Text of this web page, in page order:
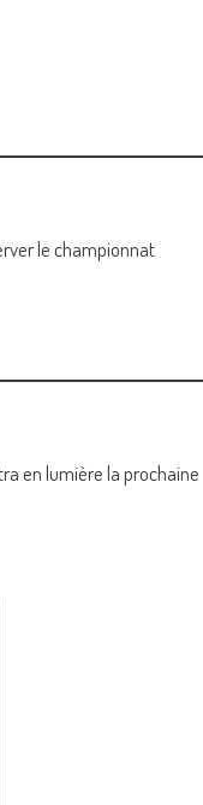
le championnat
en lumière la prochaine